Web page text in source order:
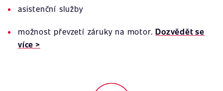
asistenční služby
možnost převzetí záruky na motor.Dozvědět se
více >